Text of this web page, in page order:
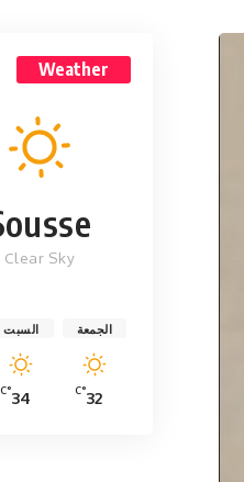
Weather
Clear Sky
الجمعة
32
°C
السبت
34
°C